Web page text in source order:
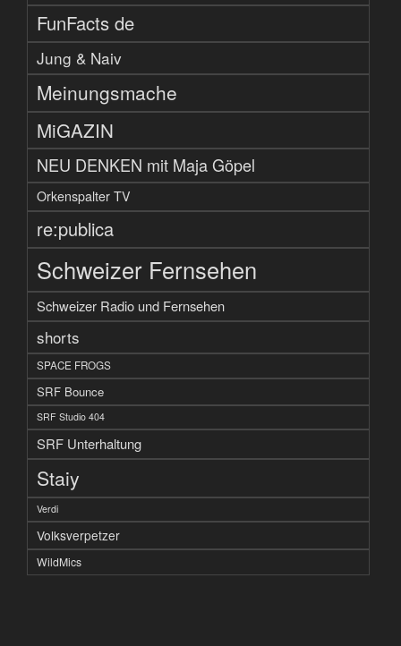
FunFacts de
Jung & Naiv
Meinungsmache
MiGAZIN
NEU DENKEN mit Maja Göpel
Orkenspalter TV
re:publica
Schweizer Fernsehen
Schweizer Radio und Fernsehen
shorts
SPACE FROGS
SRF Bounce
SRF Studio 404
SRF Unterhaltung
Staiy
Verdi
Volksverpetzer
WildMics